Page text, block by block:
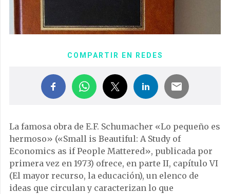
COMPARTIR EN REDES
La famosa obra de E.F. Schumacher «Lo pequeño es
hermoso» («Small is Beautiful: A Study of
Economics as if People Mattered», publicada por
primera vez en 1973) ofrece, en parte II, capítulo VI
(El mayor recurso, la educación), un elenco de
ideas que circulan y caracterizan lo que